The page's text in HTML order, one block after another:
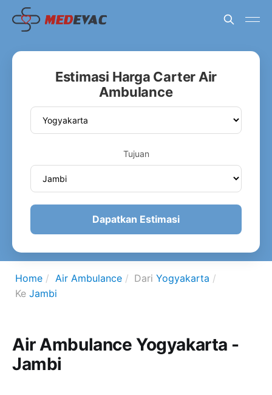
Estimasi Harga Carter Air
Ambulance
Tujuan
Dapatkan Estimasi
Home Air Ambulance Dari Yogyakarta
Ke Jambi
Air Ambulance Yogyakarta -
Jambi